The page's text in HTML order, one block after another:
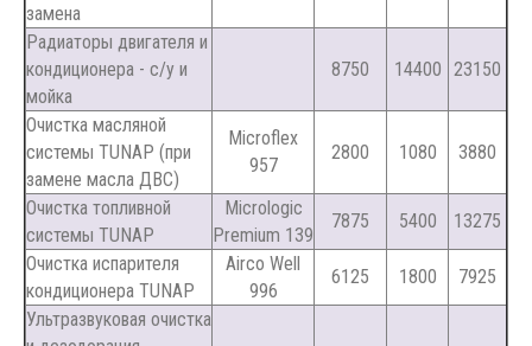
замена
Радиаторы двигателя и
кондиционера - с/у и
мойка
8750 14400 23150
Очистка масляной
системы TUNAP (при
замене масла ДВС)
Microflex
957
2800 1080 3880
Очистка топливной
системы TUNAP
Micrologic
Premium 139
7875 5400
13275
Очистка испарителя
кондиционера TUNAP
Airco Well
996
6125 1800
7925
Ультразвуковая очистка